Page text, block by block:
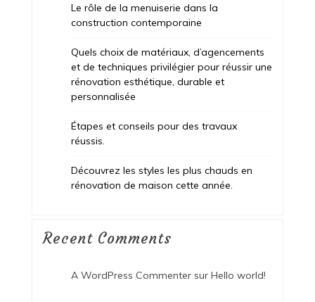
Le rôle de la menuiserie dans la
construction contemporaine
Quels choix de matériaux, d’agencements
et de techniques privilégier pour réussir une
rénovation esthétique, durable et
personnalisée
Étapes et conseils pour des travaux
réussis.
Découvrez les styles les plus chauds en
rénovation de maison cette année.
Recent Comments
A WordPress Commentersur Hello world!